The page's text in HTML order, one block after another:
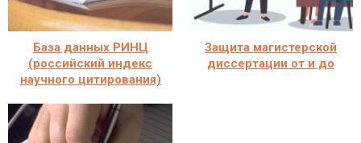
База данных РИНЦ
(российский индекс
научного цитирования)
Защита магистерской
диссертации от и до